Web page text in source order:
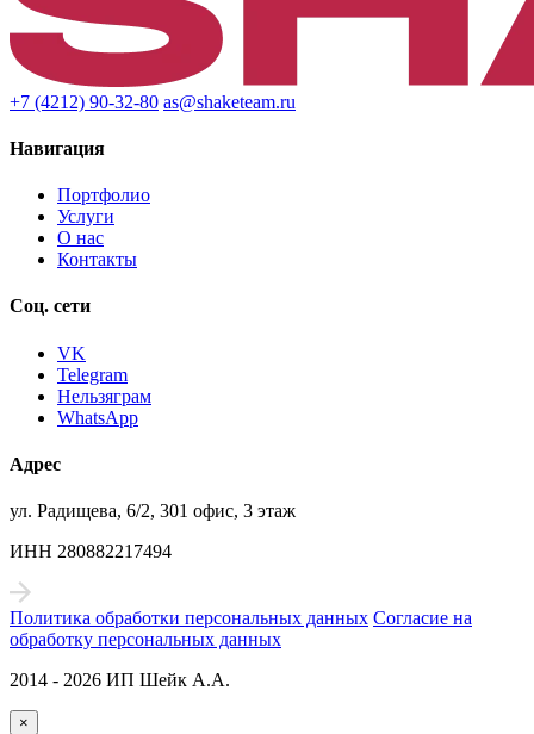
+7 (4212) 90-32-80 as@shaketeam.ru
Навигация
Портфолио
Услуги
О нас
Контакты
Соц. сети
VK
Telegram
Нельзяграм
WhatsApp
Адрес
ул. Радищева, 6/2, 301 офис, 3 этаж
ИНН 280882217494
Политика обработки персональных данных Согласие на
обработку персональных данных
2014 - 2026 ИП Шейк А.А.
×